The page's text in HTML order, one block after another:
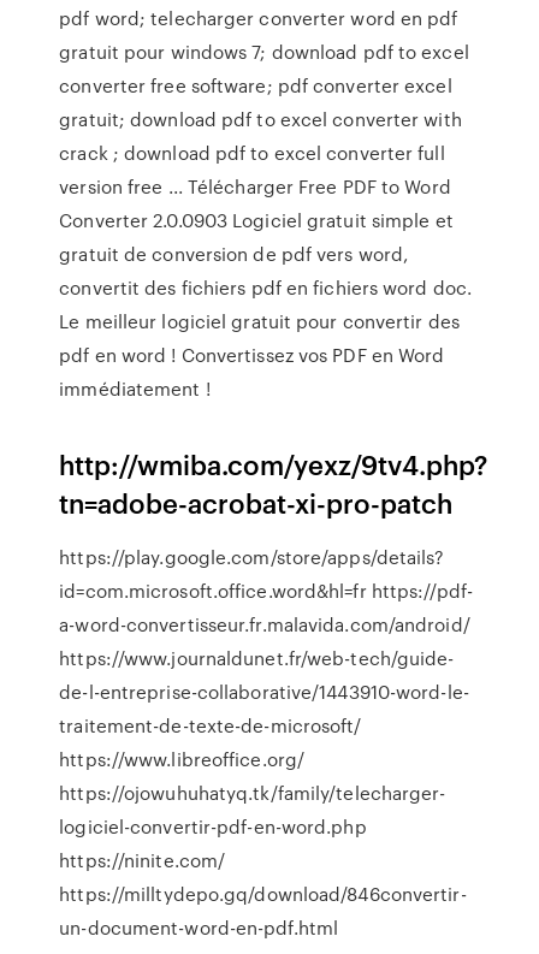
pdf word; telecharger converter word en pdf
gratuit pour windows 7; download pdf to excel
converter free software; pdf converter excel
gratuit; download pdf to excel converter with
crack ; download pdf to excel converter full
version free ... Télécharger Free PDF to Word
Converter 2.0.0903 Logiciel gratuit simple et
gratuit de conversion de pdf vers word,
convertit des fichiers pdf en fichiers word doc.
Le meilleur logiciel gratuit pour convertir des
pdf en word ! Convertissez vos PDF en Word
immédiatement !
http://wmiba.com/yexz/9tv4.php?
tn=adobe-acrobat-xi-pro-patch
https://play.google.com/store/apps/details?
id=com.microsoft.office.word&hl=fr https://pdf-
a-word-convertisseur.fr.malavida.com/android/
https://www.journaldunet.fr/web-tech/guide-
de-l-entreprise-collaborative/1443910-word-le-
traitement-de-texte-de-microsoft/
https://www.libreoffice.org/
https://ojowuhuhatyq.tk/family/telecharger-
logiciel-convertir-pdf-en-word.php
https://ninite.com/
https://milltydepo.gq/download/846convertir-
un-document-word-en-pdf.html